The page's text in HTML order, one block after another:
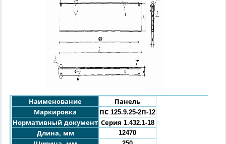
Наименование
Панель
Маркировка
ПС 125.9.25-2П-12
Нормативный документ Серия 1.432.1-18
Длина, мм
12470